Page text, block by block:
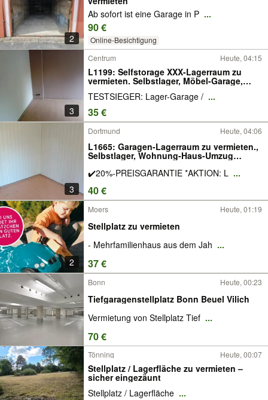
2
Ab sofort ist eine Garage in P ...
90 €
Online-Besichtigung
3
Centrum Heute, 04:15
L1199: Selfstorage XXX-Lagerraum zu
vermieten. Selbstlager, Möbel-Garage,
Storepark, Stellplatz-Möbel-Küche,
Seecontainer, Lagercontainer, Storebox,
Materiallager, Haus, Wohnung selber
einlagern.
TESTSIEGER: Lager-Garage / ...
35 €
3
Dortmund Heute, 04:06
L1665: Garagen-Lagerraum zu vermieten.,
Selbstlager, Wohnung-Haus-Umzug
lagern. Stellplatz-Möbel-Küche,
Seecontainer, Lagercontainer, Storebox,
✔️20%-PREISGARANTIE *AKTION: L ...
40 €
2
Moers Heute, 01:19
Stellplatz zu vermieten
- Mehrfamilienhaus aus dem Jah ...
37 €
Bonn Heute, 00:23
Tiefgaragenstellplatz Bonn Beuel Vilich
Vermietung von Stellplatz Tief ...
70 €
Tönning Heute, 00:07
Stellplatz / Lagerfläche zu vermieten –
sicher eingezäunt
Stellplatz / Lagerfläche ...